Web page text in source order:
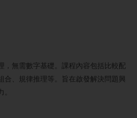
，無需數字基礎。課程內容包括比較配
合、規律推理等。旨在啟發解決問題興